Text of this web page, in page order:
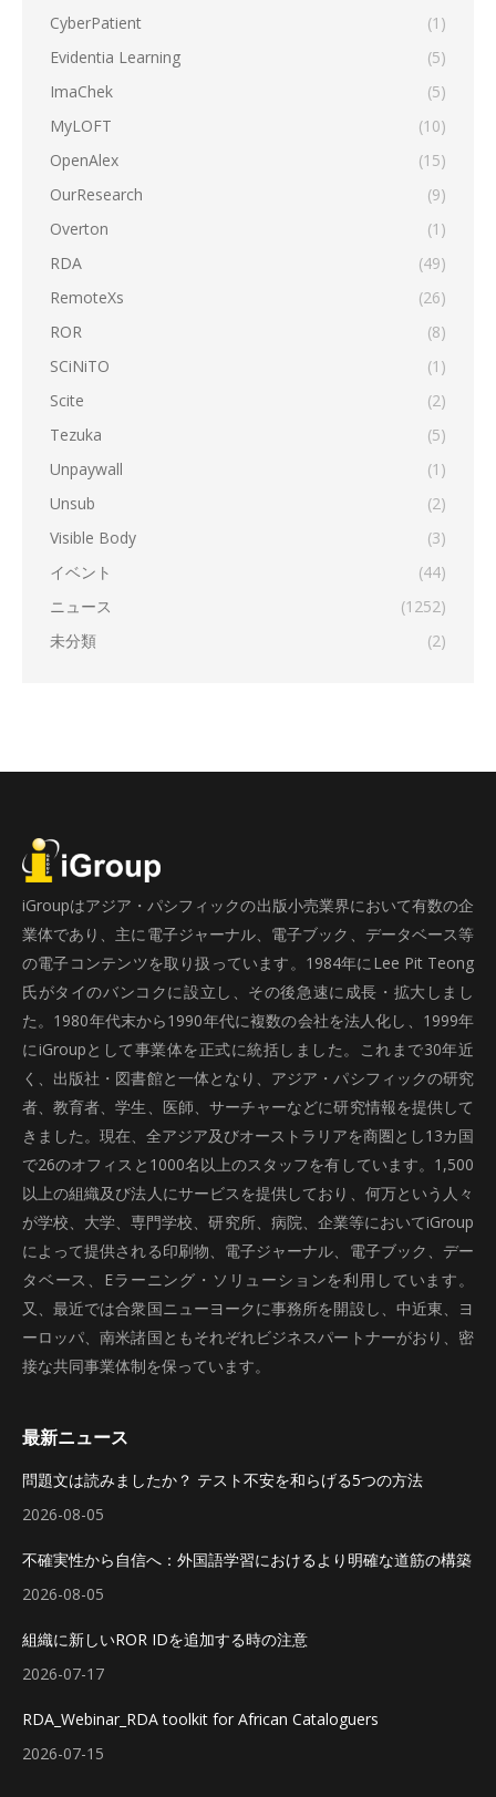
CyberPatient
(1)
Evidentia Learning
(5)
ImaChek
(5)
MyLOFT
(10)
OpenAlex
(15)
OurResearch
(9)
Overton
(1)
RDA
(49)
RemoteXs
(26)
ROR
(8)
SCiNiTO
(1)
Scite
(2)
Tezuka
(5)
Unpaywall
(1)
Unsub
(2)
Visible Body
(3)
イベント
(44)
ニュース
(1252)
未分類
(2)
iGroupはアジア・パシフィックの出版小売業界において有数の企
業体であり、主に電子ジャーナル、電子ブック、データベース等
の電子コンテンツを取り扱っています。1984年にLee Pit Teong
氏がタイのバンコクに設立し、その後急速に成長・拡大しまし
た。1980年代末から1990年代に複数の会社を法人化し、1999年
にiGroupとして事業体を正式に統括しました。これまで30年近
く、出版社・図書館と一体となり、アジア・パシフィックの研究
者、教育者、学生、医師、サーチャーなどに研究情報を提供して
きました。現在、全アジア及びオーストラリアを商圏とし13カ国
で26のオフィスと1000名以上のスタッフを有しています。1,500
以上の組織及び法人にサービスを提供しており、何万という人々
が学校、大学、専門学校、研究所、病院、企業等においてiGroup
によって提供される印刷物、電子ジャーナル、電子ブック、デー
タベース、Eラーニング・ソリューションを利用しています。
又、最近では合衆国ニューヨークに事務所を開設し、中近東、ヨ
ーロッパ、南米諸国ともそれぞれビジネスパートナーがおり、密
接な共同事業体制を保っています。
最新ニュース
問題文は読みましたか？ テスト不安を和らげる5つの方法
2026-08-05
不確実性から自信へ：外国語学習におけるより明確な道筋の構築
2026-08-05
組織に新しいROR IDを追加する時の注意
2026-07-17
RDA_Webinar_RDA toolkit for African Cataloguers
2026-07-15